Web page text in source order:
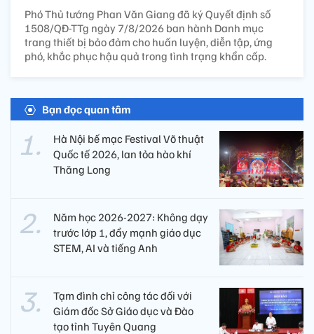
Phó Thủ tướng Phan Văn Giang đã ký Quyết định số
1508/QĐ-TTg ngày 7/8/2026 ban hành Danh mục
trang thiết bị bảo đảm cho huấn luyện, diễn tập, ứng
phó, khắc phục hậu quả trong tình trạng khẩn cấp.
Bạn đọc quan tâm
Hà Nội bế mạc Festival Võ thuật
Quốc tế 2026, lan tỏa hào khí
Thăng Long
Năm học 2026-2027: Không dạy
trước lớp 1, đẩy mạnh giáo dục
STEM, AI và tiếng Anh
Tạm đình chỉ công tác đối với
Giám đốc Sở Giáo dục và Đào
tạo tỉnh Tuyên Quang